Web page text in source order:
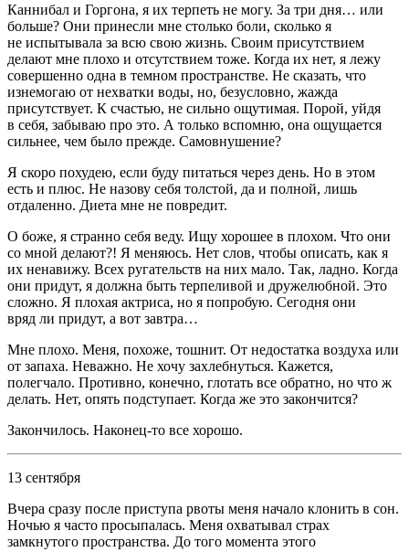
Каннибал и Горгона, я их терпеть не могу. За три дня… или
больше? Они принесли мне столько боли, сколько я
не испытывала за всю свою жизнь. Своим присутствием
делают мне плохо и отсутствием тоже. Когда их нет, я лежу
совершенно одна в темном пространстве. Не сказать, что
изнемогаю от нехватки воды, но, безусловно, жажда
присутствует. К счастью, не сильно ощутимая. Порой, уйдя
в себя, забываю про это. А только вспомню, она ощущается
сильнее, чем было прежде. Самовнушение?
Я скоро похудею, если буду питаться через день. Но в этом
есть и плюс. Не назову себя толстой, да и полной, лишь
отдаленно. Диета мне не повредит.
О боже, я странно себя веду. Ищу хорошее в плохом. Что они
со мной делают?! Я меняюсь. Нет слов, чтобы описать, как я
их ненавижу. Всех ругательств на них мало. Так, ладно. Когда
они придут, я должна быть терпеливой и дружелюбной. Это
сложно. Я плохая актриса, но я попробую. Сегодня они
вряд ли придут, а вот завтра…
Мне плохо. Меня, похоже, тошнит. От недостатка воздуха или
от запаха. Неважно. Не хочу захлебнуться. Кажется,
полегчало. Противно, конечно, глотать все обратно, но что ж
делать. Нет, опять подступает. Когда же это закончится?
Закончилось. Наконец-то все хорошо.
13 сентября
Вчера сразу после приступа рвоты меня начало клонить в сон.
Ночью я часто просыпалась. Меня охватывал страх
замкнутого пространства. До того момента этого